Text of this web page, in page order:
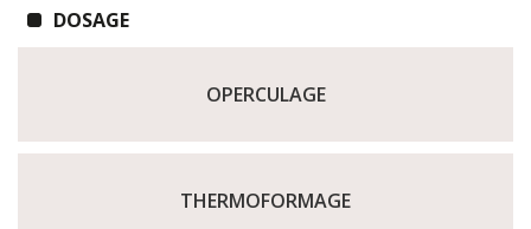
DOSAGE
OPERCULAGE
THERMOFORMAGE